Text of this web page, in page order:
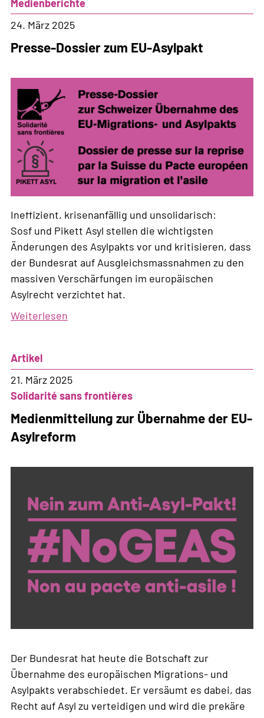
Ende
des
Rechts
auf
Medienberichte
24. März 2025
Presse-Dossier zum EU-Asylpakt
Ineffizient, krisenanfällig und unsolidarisch:
Sosf und Pikett Asyl stellen die wichtigsten
Änderungen des Asylpakts vor und kritisieren, dass
der Bundesrat auf Ausgleichsmassnahmen zu den
massiven Verschärfungen im europäischen
Asylrecht verzichtet hat.
Weiterlesen
EU-
Asylpakt
Artikel
21. März 2025
Solidarité sans frontières
Medienmitteilung zur Übernahme der EU-
Asylreform
Der Bundesrat hat heute die Botschaft zur
Übernahme des europäischen Migrations- und
Asylpakts verabschiedet. Er versäumt es dabei, das
Recht auf Asyl zu verteidigen und wird die prekäre